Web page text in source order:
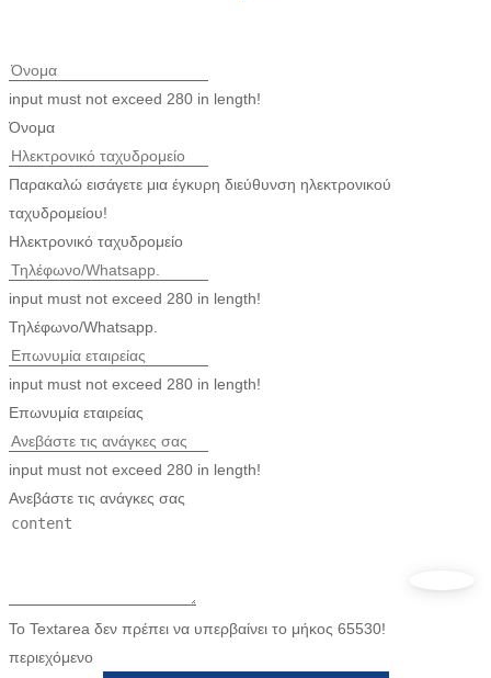
input must not exceed 280 in length!
Όνομα
Παρακαλώ εισάγετε μια έγκυρη διεύθυνση ηλεκτρονικού
ταχυδρομείου!
Ηλεκτρονικό ταχυδρομείο
input must not exceed 280 in length!
Τηλέφωνο/Whatsapp.
input must not exceed 280 in length!
Επωνυμία εταιρείας
input must not exceed 280 in length!
Ανεβάστε τις ανάγκες σας
Το Textarea δεν πρέπει να υπερβαίνει το μήκος 65530!
περιεχόμενο